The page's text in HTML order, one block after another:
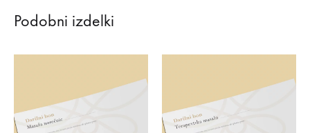
Podobni izdelki